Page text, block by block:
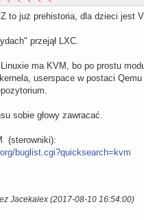
to już prehistoria, dla dzieci jest
przejął LXC.
ma KVM, bo po prostu
userspace w postaci
sobie głowy zawracać.
(sterowniki):
buglist.cgi?quicksearch=kvm
Jacekalex (2017-08-10 16:54:00)